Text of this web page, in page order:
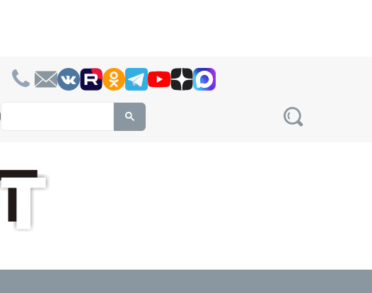
To search this site, enter a search term